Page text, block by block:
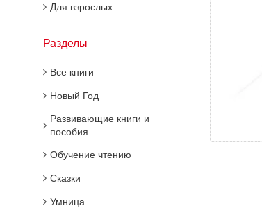
Для взрослых
Разделы
Все книги
Новый Год
Развивающие книги и
пособия
Обучение чтению
Сказки
Умница